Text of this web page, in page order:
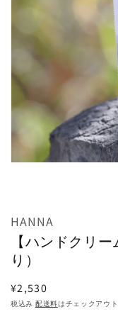
HANNA
【ハンドクリ
り）
通
常
¥2,530
税込み 配送料はチェックアウ